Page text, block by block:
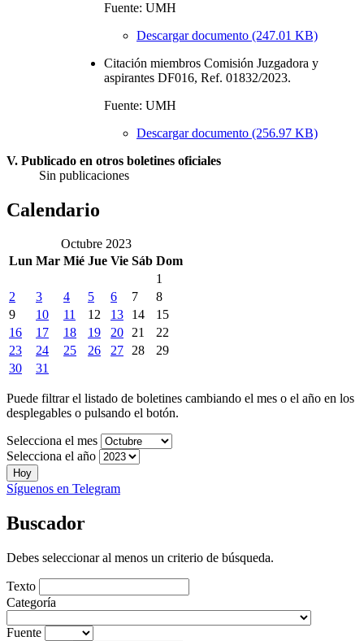
Fuente: UMH
Descargar documento (247.01 KB)
Citación miembros Comisión Juzgadora y
aspirantes DF016, Ref. 01832/2023.
Fuente: UMH
Descargar documento (256.97 KB)
V. Publicado en otros boletines oficiales
Sin publicaciones
Calendario
Octubre 2023
Lun Mar Mié Jue Vie Sáb Dom
1
2
3 4 5 6 7
8
9
10 11 12 13 14
15
16
17 18 19 20 21
22
23
24 25 26 27 28
29
30
31
Puede filtrar el listado de boletines cambiando el mes o el año en los
desplegables o pulsando el botón.
Selecciona el mes
Selecciona el año
Hoy
Síguenos en Telegram
Buscador
Debes seleccionar al menos un criterio de búsqueda.
Texto
Categoría
Fuente